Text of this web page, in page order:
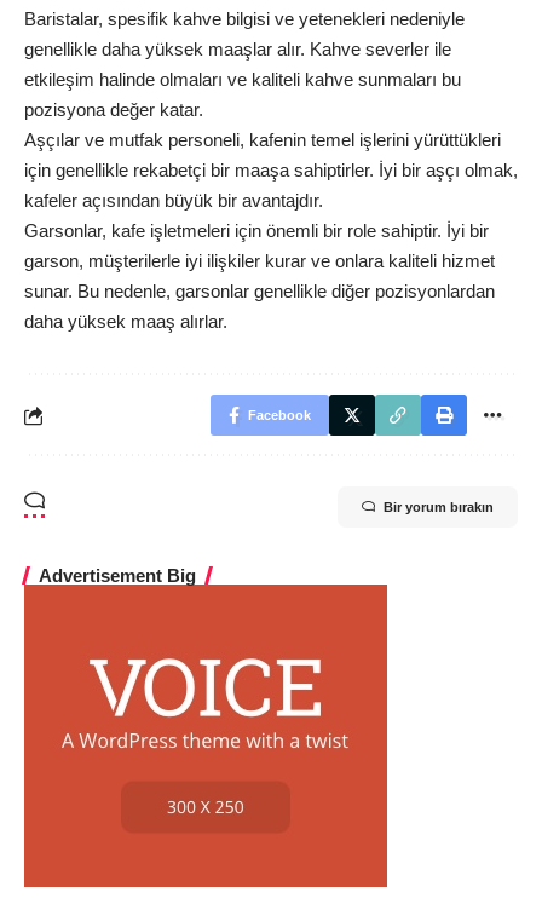
Baristalar, spesifik kahve bilgisi ve yetenekleri nedeniyle
genellikle daha yüksek maaşlar alır. Kahve severler ile
etkileşim halinde olmaları ve kaliteli kahve sunmaları bu
pozisyona değer katar.
Aşçılar ve mutfak personeli, kafenin temel işlerini yürüttükleri
için genellikle rekabetçi bir maaşa sahiptirler. İyi bir aşçı olmak,
kafeler açısından büyük bir avantajdır.
Garsonlar, kafe işletmeleri için önemli bir role sahiptir. İyi bir
garson, müşterilerle iyi ilişkiler kurar ve onlara kaliteli hizmet
sunar. Bu nedenle, garsonlar genellikle diğer pozisyonlardan
daha yüksek maaş alırlar.
Facebook
Bir yorum bırakın
Advertisement Big